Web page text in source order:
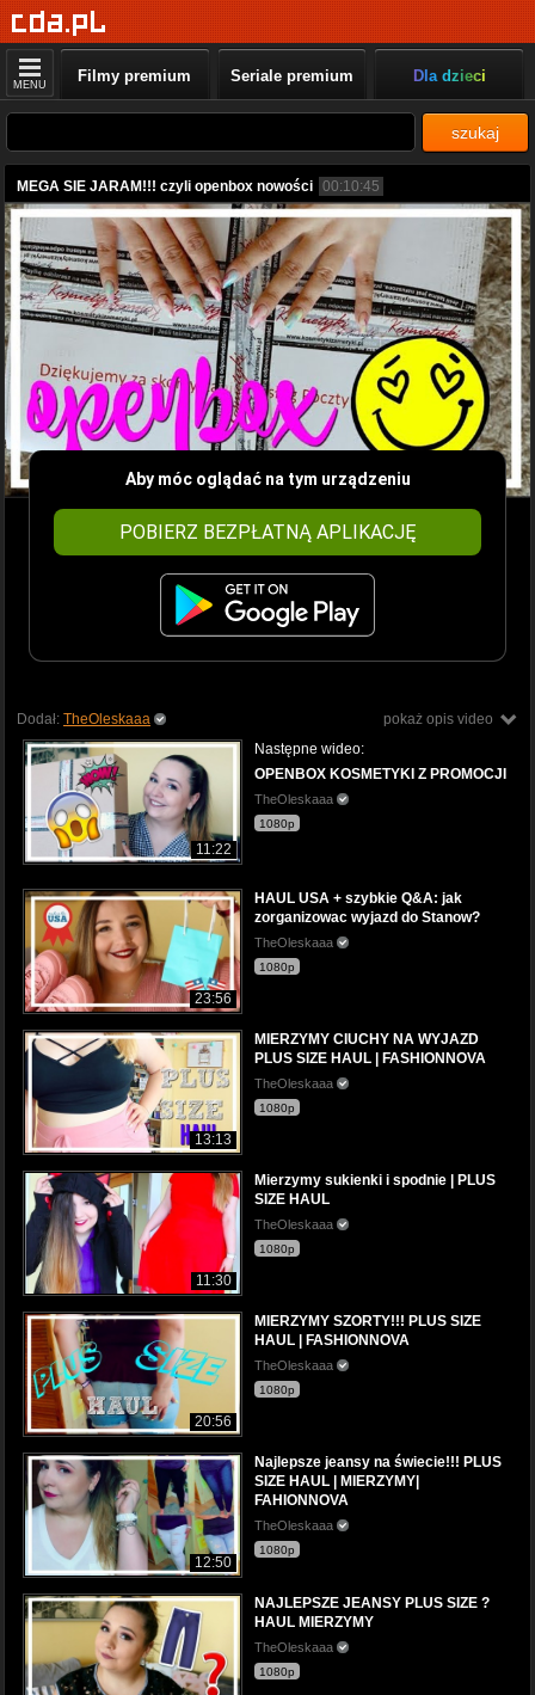
MENU Filmy premium Seriale premium Dla dzieci
szukaj
MEGA SIE JARAM!!! czyli openbox nowości 00:10:45
Aby móc oglądać na tym urządzeniu
POBIERZ BEZPŁATNĄ APLIKACJĘ
pokaż opis video
Dodał: TheOleskaaa
11:22
Następne wideo:
OPENBOX KOSMETYKI Z PROMOCJI
TheOleskaaa
1080p
23:56
HAUL USA + szybkie Q&A: jak
zorganizowac wyjazd do Stanow?
TheOleskaaa
1080p
13:13
MIERZYMY CIUCHY NA WYJAZD
PLUS SIZE HAUL | FASHIONNOVA
TheOleskaaa
1080p
11:30
Mierzymy sukienki i spodnie | PLUS
SIZE HAUL
TheOleskaaa
1080p
20:56
MIERZYMY SZORTY!!! PLUS SIZE
HAUL | FASHIONNOVA
TheOleskaaa
1080p
12:50
Najlepsze jeansy na świecie!!! PLUS
SIZE HAUL | MIERZYMY|
FAHIONNOVA
TheOleskaaa
1080p
NAJLEPSZE JEANSY PLUS SIZE ?
HAUL MIERZYMY
TheOleskaaa
1080p